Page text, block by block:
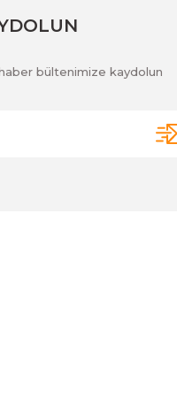
bültenimize kaydolun